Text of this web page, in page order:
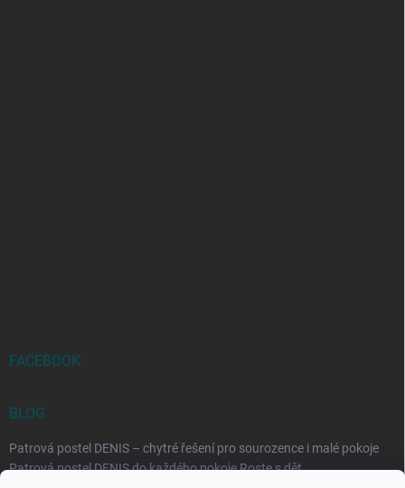
FACEBOOK
BLOG
Patrová postel DENIS – chytré řešení pro sourozence i malé pokoje
Patrová postel DENIS do každého pokoje Roste s dět...